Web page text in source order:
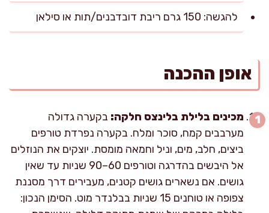
להגשה: 150 גרם ריבת דובדבנים/תות או סילאן
אופן ההכנה
מכינים בלילת בלינצס חלקה: בקערה גדולה
מערבבים קמח, סוכר ומלח. בקערה נפרדת טורפים
ביצים, חלב, מים, וניל וחמאה מומסת. יוצקים את הנוזלים
אל היבשים בהדרגה וטורפים 60–90 שניות עד שאין
גושים. אם נשארים גושים קטנים, מעבירים דרך מסננת
צפופה או טוחנים 15 שניות בבלנדר מוט. הסימן הנכון: